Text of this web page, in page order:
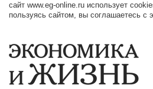
сайт www.eg-online.ru использует
пользуясь сайтом, вы соглашаетесь с